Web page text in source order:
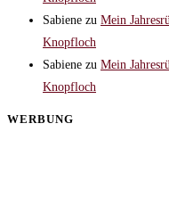
Sabiene zu Mein
Knopfloch
Sabiene zu Mein
Knopfloch
WERBUNG